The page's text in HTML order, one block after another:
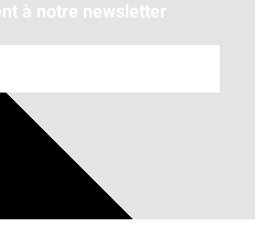
à notre newsletter